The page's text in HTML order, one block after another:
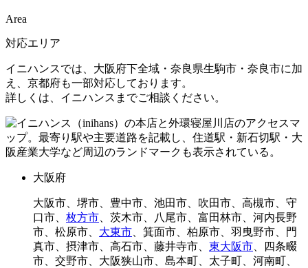
Area
対応エリア
イニハンスでは、大阪府下全域・奈良県生駒市・奈良市に加
え、京都府も一部対応しております。
詳しくは、イニハンスまでご相談ください。
大阪府
大阪市、堺市、豊中市、池田市、吹田市、高槻市、守
口市、 枚方市 、茨木市、八尾市、富田林市、河内長野
市、松原市、 大東市 、箕面市、柏原市、羽曳野市、門
真市、摂津市、高石市、藤井寺市、 東大阪市 、四条畷
市、交野市、大阪狭山市、島本町、太子町、河南町、